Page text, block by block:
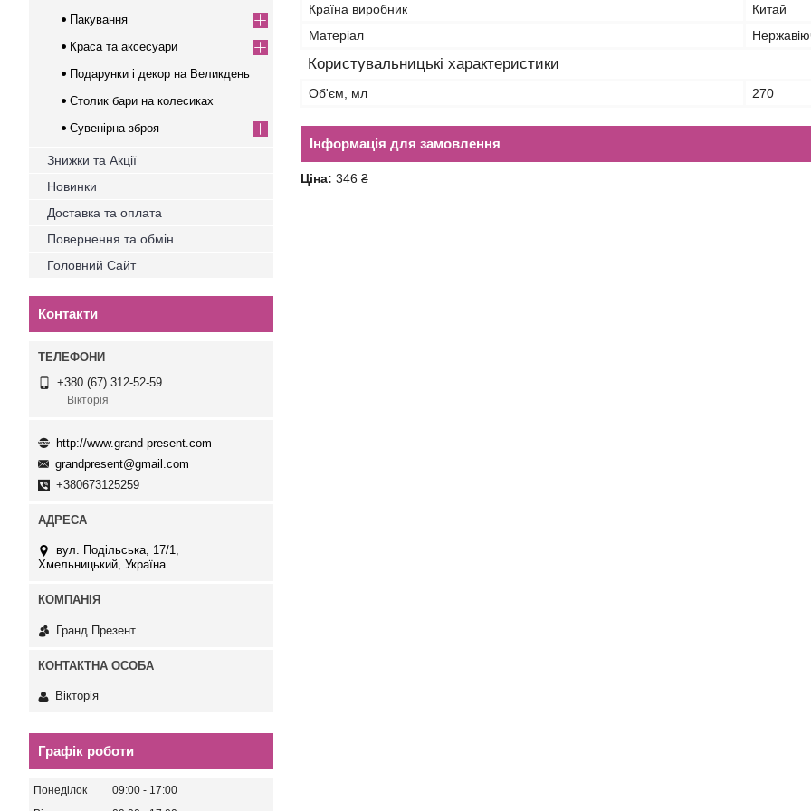
Країна виробник
Китай
Матеріал
Користувальницькі характеристики
Об'єм, мл 270
Інформація для замовлення
Ціна: 346 ₴
Пакування
Краса та аксесуари
Подарунки і декор на Великдень
Столик бари на колесиках
Сувенірна зброя
Знижки та Акції
Новинки
Доставка та оплата
Повернення та обмін
Головний Сайт
Контакти
+380 (67) 312-52-59
Вікторія
http://www.grand-present.com
grandpresent@gmail.com
+380673125259
вул. Подільська, 17/1,
Хмельницький, Україна
Гранд Презент
Вікторія
Графік роботи
Понеділок 09:00
17:00